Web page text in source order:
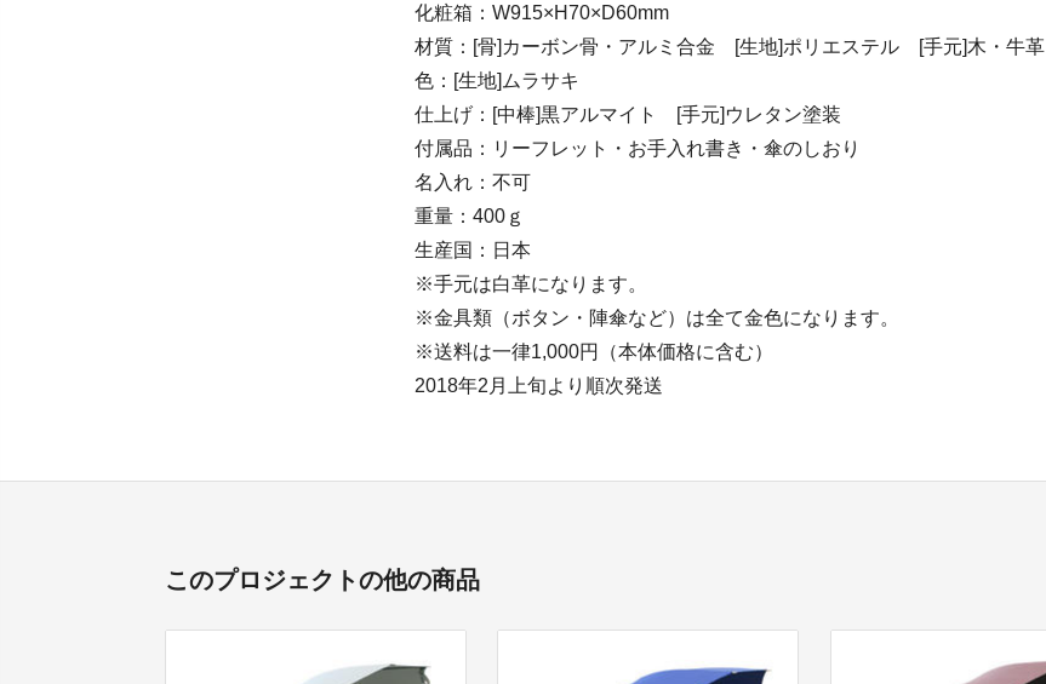
化粧箱：W915×H70×D60mm
材質：[骨]カーボン骨・アルミ合金 [生地]ポリエステル [手元]木・牛革
色：[生地]ムラサキ
仕上げ：[中棒]黒アルマイト [手元]ウレタン塗装
付属品：リーフレット・お手入れ書き・傘のしおり
名入れ：不可
重量：400ｇ
生産国：日本
※手元は白革になります。
※金具類（ボタン・陣傘など）は全て金色になります。
※送料は一律1,000円（本体価格に含む）
2018年2月上旬より順次発送
このプロジェクトの他の商品